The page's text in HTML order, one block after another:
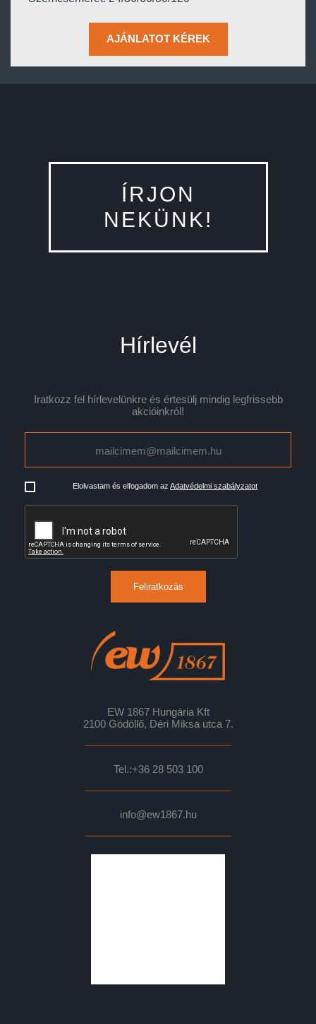
AJÁNLATOT KÉREK
ÍRJON
NEKÜNK!
Hírlevél
Iratkozz fel hírlevelünkre és értesülj mindig legfrissebb
akcióinkról!
Elolvastam és elfogadom az Adatvédelmi szabályzatot
Feliratkozás
EW 1867 Hungária Kft
2100 Gödöllő, Déri Miksa utca 7.
Tel.:+36 28 503 100
info@ew1867.hu